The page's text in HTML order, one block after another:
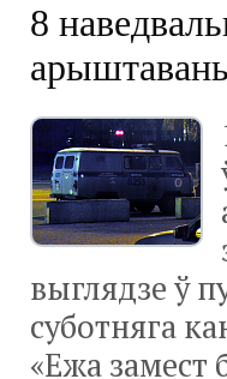
8
выглядзе ў
суботняга
«Ежа замест